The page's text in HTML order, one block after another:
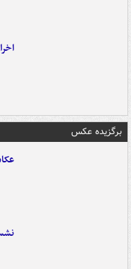
برگزیده عکس